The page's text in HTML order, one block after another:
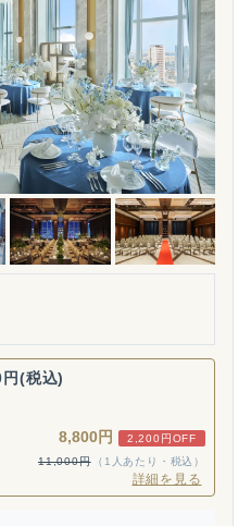
(税込)
8,800円
2,200円OFF
11,000円
（1人あたり・税込）
詳細を見る